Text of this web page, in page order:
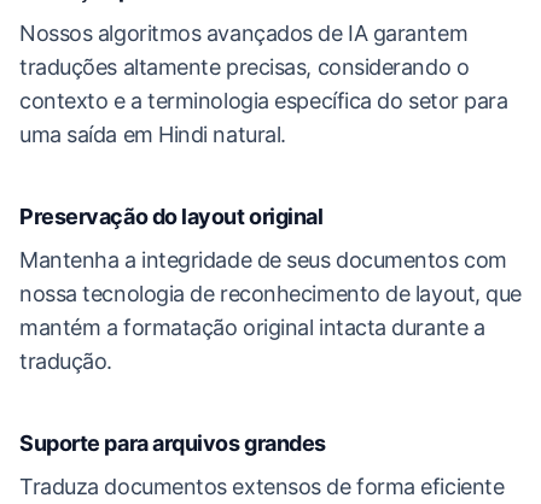
Nossos algoritmos avançados de IA garantem
traduções altamente precisas, considerando o
contexto e a terminologia específica do setor para
uma saída em Hindi natural.
Preservação do layout original
Mantenha a integridade de seus documentos com
nossa tecnologia de reconhecimento de layout, que
mantém a formatação original intacta durante a
tradução.
Suporte para arquivos grandes
Traduza documentos extensos de forma eficiente